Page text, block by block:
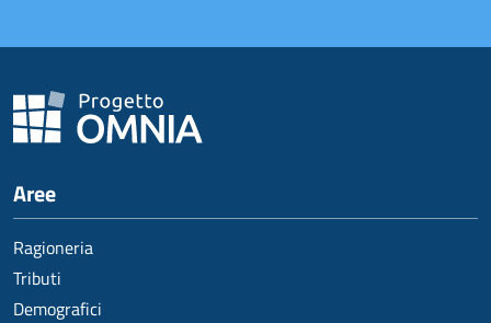
Aree
Ragioneria
Tributi
Demografici